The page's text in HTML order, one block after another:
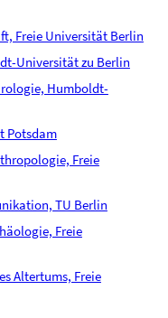
Freie Universität Berlin
Universität zu Berlin
Humboldt-
Potsdam
Freie
TU Berlin
Freie
Altertums, Freie